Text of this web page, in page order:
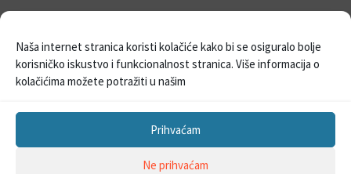
Naša internet stranica koristi kolačiće kako bi se osiguralo bolje
korisničko iskustvo i funkcionalnost stranica. Više informacija o
kolačićima možete potražiti u našim
Prihvaćam
Ne prihvaćam
Sva prava pridržana © 2021Prodaja balona i pribora za party| Izrada Web
stranica –WebProjekt